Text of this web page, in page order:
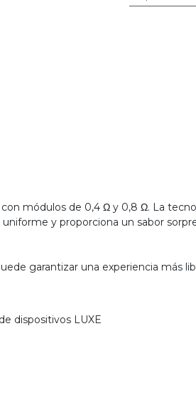
módulos de 0,4 Ω y 0,8 Ω. La
y proporciona un sabor
garantizar una experiencia más
dispositivos LUXE